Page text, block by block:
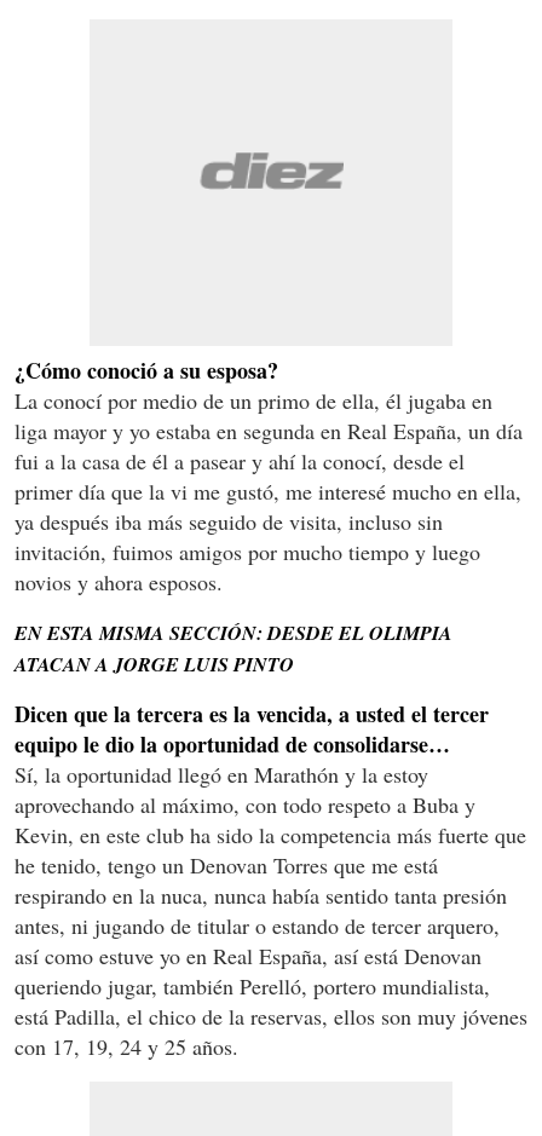
¿Cómo conoció a su esposa?
La conocí por medio de un primo de ella, él jugaba en
liga mayor y yo estaba en segunda en Real España, un día
fui a la casa de él a pasear y ahí la conocí, desde el
primer día que la vi me gustó, me interesé mucho en ella,
ya después iba más seguido de visita, incluso sin
invitación, fuimos amigos por mucho tiempo y luego
novios y ahora esposos.
EN ESTA MISMA SECCIÓN: DESDE EL OLIMPIA
ATACAN A JORGE LUIS PINTO
Dicen que la tercera es la vencida, a usted el tercer
equipo le dio la oportunidad de consolidarse…
Sí, la oportunidad llegó en Marathón y la estoy
aprovechando al máximo, con todo respeto a Buba y
Kevin, en este club ha sido la competencia más fuerte que
he tenido, tengo un Denovan Torres que me está
respirando en la nuca, nunca había sentido tanta presión
antes, ni jugando de titular o estando de tercer arquero,
así como estuve yo en Real España, así está Denovan
queriendo jugar, también Perelló, portero mundialista,
está Padilla, el chico de la reservas, ellos son muy jóvenes
con 17, 19, 24 y 25 años.